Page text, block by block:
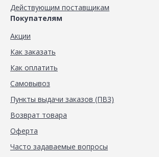
Действующим поставщикам
Покупателям
Акции
Как заказать
Как оплатить
Самовывоз
Пункты выдачи заказов (ПВЗ)
Возврат товара
Оферта
Часто задаваемые вопросы